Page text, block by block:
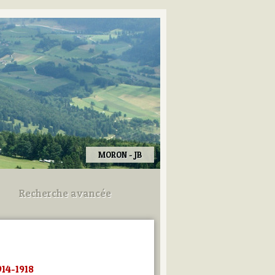
MORON - JB
Recherche avancée
Utilisez les champs ci-dessous
1918